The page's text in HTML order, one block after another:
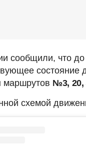
сообщили, что
маршрутов №3, 20,
схемой